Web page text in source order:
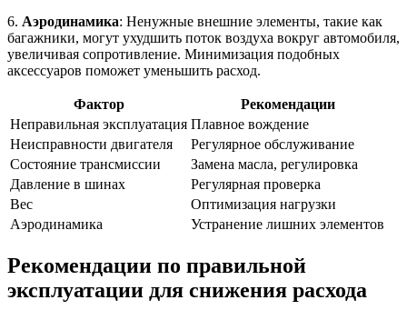
6. Аэродинамика: Ненужные внешние элементы, такие как
багажники, могут ухудшить поток воздуха вокруг автомобиля,
увеличивая сопротивление. Минимизация подобных
аксессуаров поможет уменьшить расход.
Фактор
Рекомендации
Неправильная эксплуатация Плавное вождение
Неисправности двигателя
Регулярное обслуживание
Состояние трансмиссии
Замена масла, регулировка
Давление в шинах
Регулярная проверка
Вес
Оптимизация нагрузки
Аэродинамика
Устранение лишних элементов
Рекомендации по правильной
эксплуатации для снижения расхода